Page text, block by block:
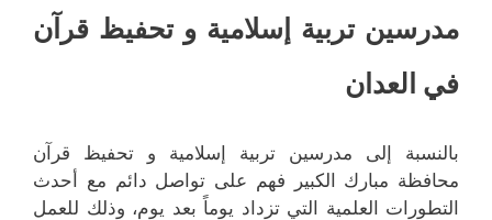
مدرسين تربية إسلامية و تحفيظ قرآن
في العدان
بالنسبة إلى مدرسين تربية إسلامية و تحفيظ قرآن
محافظة مبارك الكبير فهم على تواصل دائم مع أحدث
التطورات العلمية التي تزداد يوماً بعد يوم، وذلك للعمل